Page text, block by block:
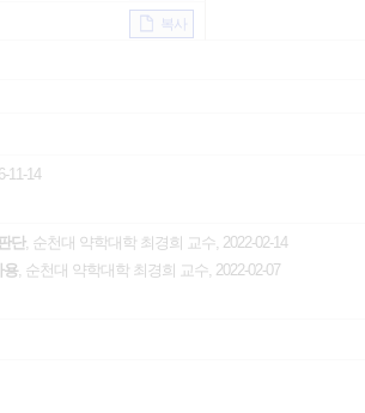
복사
11-14
단, 순천대 약학대학 최경희 교수, 2022-02-14
용, 순천대 약학대학 최경희 교수, 2022-02-07